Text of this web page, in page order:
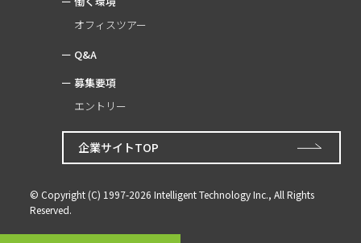
オフィスツアー
Q&A
募集要項
エントリー
企業サイトTOP
© Copyright (C) 1997-2026 Intelligent Technology Inc., All Rights
Reserved.